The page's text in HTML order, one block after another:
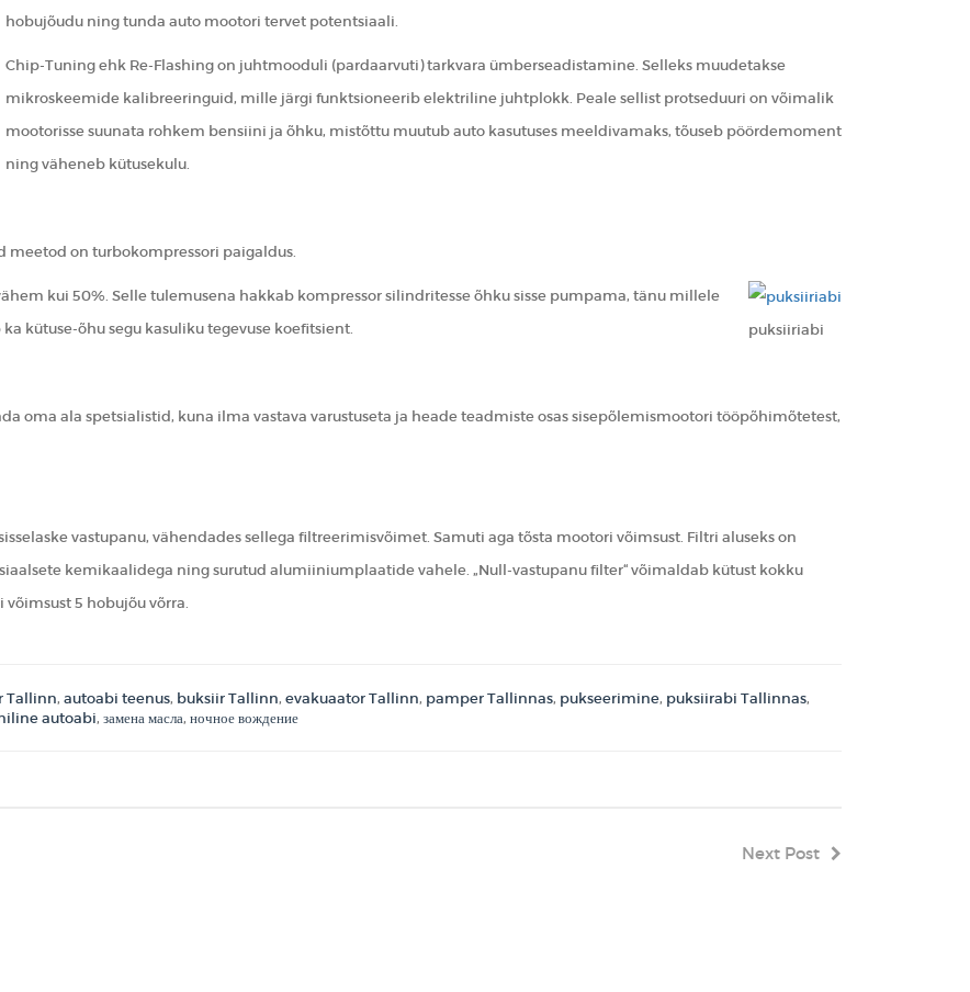
hobujõudu ning tunda auto mootori tervet potentsiaali.
Chip-Tuningehk Re-Flashing on juhtmooduli (pardaarvuti) tarkvara ümberseadistamine. Selleks muudetakse
mikroskeemide kalibreeringuid, mille järgi funktsioneerib elektriline juhtplokk. Peale sellist protseduuri on võimalik
mootorisse suunata rohkem bensiini ja õhku, mistõttu muutub auto kasutuses meeldivamaks, tõuseb pöördemoment
ning väheneb kütusekulu.
meetod on turbokompressori paigaldus.
puksiiriabi
kui 50%. Selle tulemusena hakkab kompressor silindritesse õhku sisse pumpama, tänu millele
kütuse-õhu segu kasuliku tegevuse koefitsient.
oma ala spetsialistid, kuna ilma vastava varustuseta ja heade teadmiste osas sisepõlemismootori tööpõhimõtetest,
vastupanu, vähendades sellega filtreerimisvõimet. Samuti aga tõsta mootori võimsust. Filtri aluseks on
kemikaalidega ning surutud alumiiniumplaatide vahele. „Null-vastupanu filter“ võimaldab kütust kokku
5 hobujõu võrra.
Tallinn, autoabi teenus, buksiir Tallinn, evakuaator Tallinn, pamper Tallinnas, pukseerimine, puksiirabi Tallinnas,
autoabi, замена масла, ночное вождение
Next Post